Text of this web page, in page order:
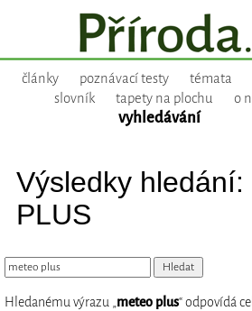
články poznávací testy témata
slovník
tapety na plochu o
vyhledávání
Výsledky hledání:
PLUS
Hledanému výrazu „meteo plus“ odpovídá